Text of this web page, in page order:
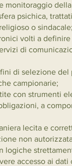
monitoraggio della
psichica,
o sindacale;
volti a
di
di selezione
campionarie;
con strumenti
a
lecita e
non
logiche
accesso ai